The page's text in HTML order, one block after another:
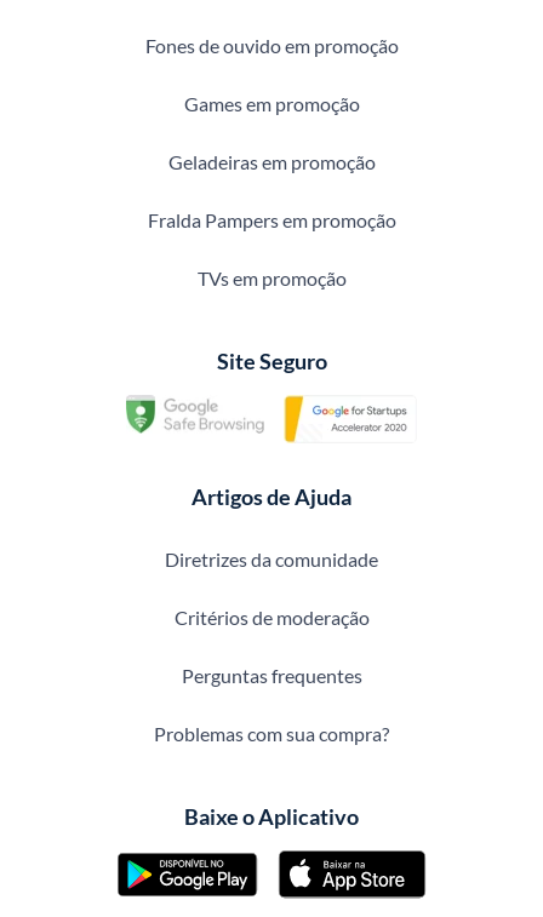
Fones de ouvido em promoção
Games em promoção
Geladeiras em promoção
Fralda Pampers em promoção
TVs em promoção
Site Seguro
Artigos de Ajuda
Diretrizes da comunidade
Critérios de moderação
Perguntas frequentes
Problemas com sua compra?
Baixe o Aplicativo